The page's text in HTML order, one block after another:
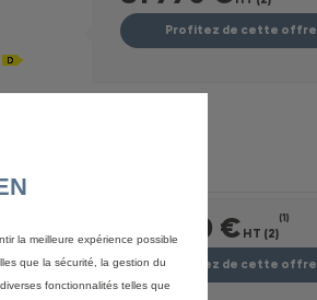
Profitez de cette offre
32 600 € HT (2)
(1)
Profitez de cette offre
la meilleure expérience possible
que la sécurité, la gestion du
fonctionnalités telles que